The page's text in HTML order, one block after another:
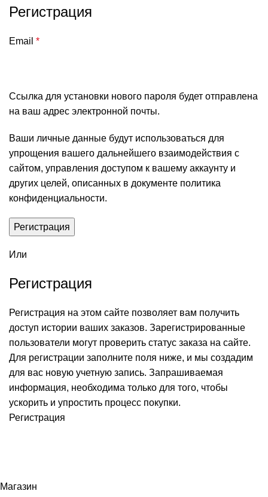
Регистрация
Email *
Ссылка для установки нового пароля будет отправлена
​​на ваш адрес электронной почты.
Ваши личные данные будут использоваться для
упрощения вашего дальнейшего взаимодействия с
сайтом, управления доступом к вашему аккаунту и
других целей, описанных в документе политика
конфиденциальности.
Регистрация
Или
Регистрация
Регистрация на этом сайте позволяет вам получить
доступ истории ваших заказов. Зарегистрированные
пользователи могут проверить статус заказа на сайте.
Для регистрации заполните поля ниже, и мы создадим
для вас новую учетную запись. Запрашиваемая
информация, необходима только для того, чтобы
ускорить и упростить процесс покупки.
Регистрация
Магазин